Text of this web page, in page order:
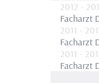
2012 -
Facharzt
2011 -
Facharzt
2011 -
Facharzt